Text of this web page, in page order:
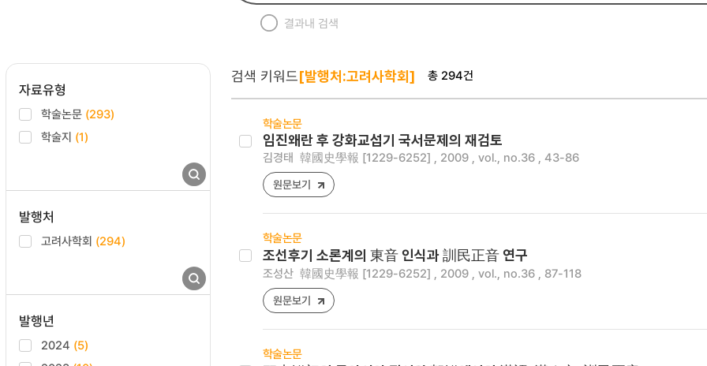
결과내 검색
자료유형
학술논문 (293)
학술지 (1)
발행처
고려사학회 (294)
발행년
2024 (5)
검색 키워드[발행처:고려사학회] 총 294건
학술논문
임진왜란 후 강화교섭기 국서문제의 재검토
김경태 韓國史學報 [1229-6252] , 2009 , vol., no.36 , 43-86
원문보기
학술논문
조선후기 소론계의 東音 인식과 訓民正音 연구
조성산 韓國史學報 [1229-6252] , 2009 , vol., no.36 , 87-118
원문보기
학술논문